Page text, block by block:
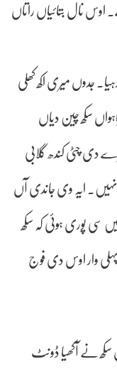
نال بتائیاں راتاں
جدوں میری اکھ کھلی
سکھ چین دیاں
دی چٹی کندھ گلابی
ایہ وی جاندی آں
سی پوری ہوئی کہ سکھ
وار اوس دی فوج
سکھ نے آکھیا ڈونٹ